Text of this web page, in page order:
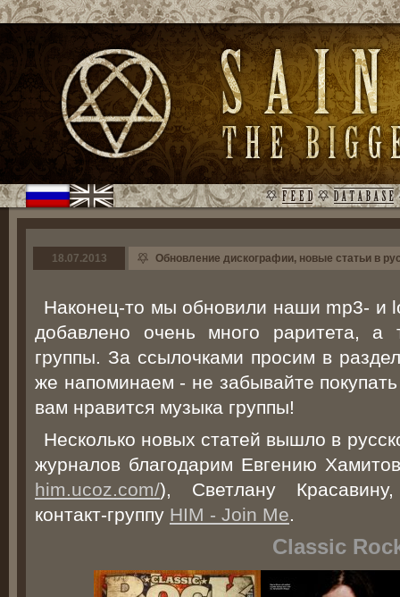
18.07.2013 Обновление дискографии, новые статьи в
Наконец-то мы обновили наши mp3- и
добавлено очень много раритета, а
группы. За ссылочками просим в
же напоминаем - не забывайте
вам нравится музыка группы!
Несколько новых статей вышло в
журналов благодарим Евгению
him.ucoz.com/), Светлану
контакт-группу HIM - Join Me.
Classic